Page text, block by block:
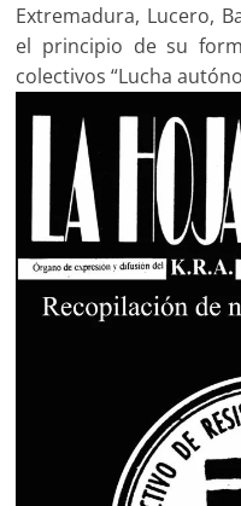
Extremadura, Lucero,
el principio de su
colectivos “Lucha